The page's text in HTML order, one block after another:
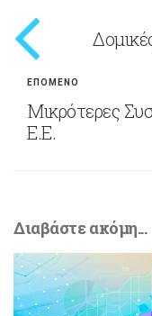
ΕΠΟΜΕΝΟ
Μικρότερες
Ε.Ε.
Διαβάστε ακόμη...